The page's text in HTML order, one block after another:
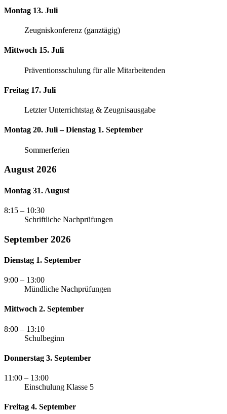
Montag 13. Juli
Zeugniskonferenz (ganztägig)
Mittwoch 15. Juli
Präventionsschulung für alle Mitarbeitenden
Freitag 17. Juli
Letzter Unterrichtstag & Zeugnisausgabe
Montag 20. Juli – Dienstag 1. September
Sommerferien
August 2026
Montag 31. August
8:15 – 10:30
Schriftliche Nachprüfungen
September 2026
Dienstag 1. September
9:00 – 13:00
Mündliche Nachprüfungen
Mittwoch 2. September
8:00 – 13:10
Schulbeginn
Donnerstag 3. September
11:00 – 13:00
Einschulung Klasse 5
Freitag 4. September